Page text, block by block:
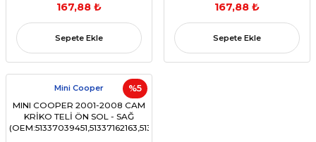
167,88 ₺
Sepete Ekle
167,88 ₺
Sepete Ekle
%5
Mini Cooper
MINI COOPER 2001-2008 CAM
KRİKO TELİ ÖN SOL - SAĞ
(OEM:51337039451,51337162163,51337162164)